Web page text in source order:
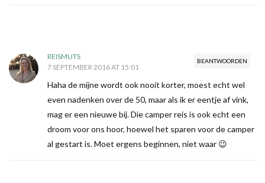
BEANTWOORDEN
REISMUTS
7 SEPTEMBER 2016 AT 15:01
Haha de mijne wordt ook nooit korter, moest echt wel
even nadenken over de 50, maar als ik er eentje af vink,
mag er een nieuwe bij. Die camper reis is ook echt een
droom voor ons hoor, hoewel het sparen voor de camper
al gestart is. Moet ergens beginnen, niet waar 😉